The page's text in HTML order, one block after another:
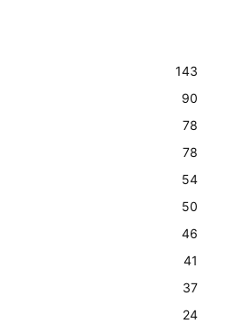
143
90
78
78
54
50
46
41
37
24